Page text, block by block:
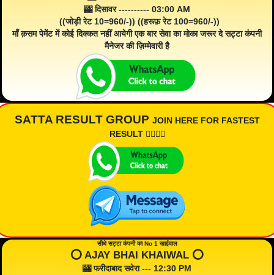
🎰 दिसावर ---------- 03:00 AM
((जोड़ी रेट 10=960/-)) ((हरूफ़ रेट 100=960/-))
माँ क़सम पेमेंट में कोई दिक्कत नहीं आयेगी एक बार सेवा का मोका जरूर दे सट्टा कंपनी
मैनेजर की ज़िम्मेवारी है
SATTA RESULT GROUP JOIN HERE FOR FASTEST
RESULT 👇🏾👇🏾
सीधे सट्टा कंपनी का No 1 खाईवाल
⭕️ AJAY BHAI KHAIWAL ⭕️
🎰 फरीदाबाद सवेरा --- 12:30 PM